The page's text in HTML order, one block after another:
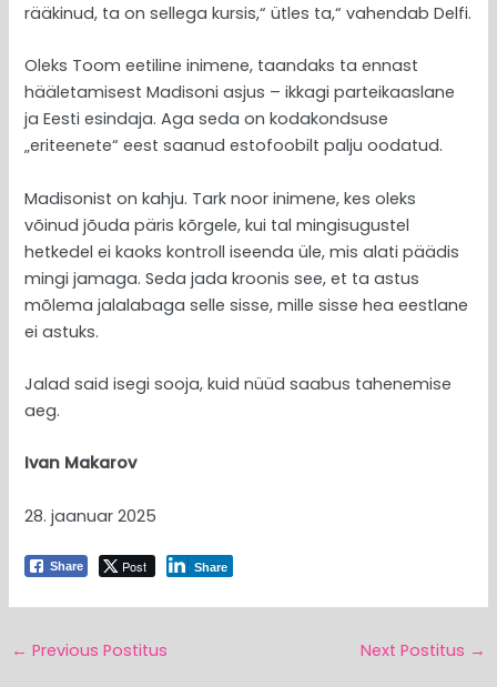
rääkinud, ta on sellega kursis,“ ütles ta,“ vahendab Delfi.
Oleks Toom eetiline inimene, taandaks ta ennast
hääletamisest Madisoni asjus – ikkagi parteikaaslane
ja Eesti esindaja. Aga seda on kodakondsuse
„eriteenete“ eest saanud estofoobilt palju oodatud.
Madisonist on kahju. Tark noor inimene, kes oleks
võinud jõuda päris kõrgele, kui tal mingisugustel
hetkedel ei kaoks kontroll iseenda üle, mis alati päädis
mingi jamaga. Seda jada kroonis see, et ta astus
mõlema jalalabaga selle sisse, mille sisse hea eestlane
ei astuks.
Jalad said isegi sooja, kuid nüüd saabus tahenemise
aeg.
Ivan Makarov
28. jaanuar 2025
Share Post Share
← Previous Postitus Next Postitus →